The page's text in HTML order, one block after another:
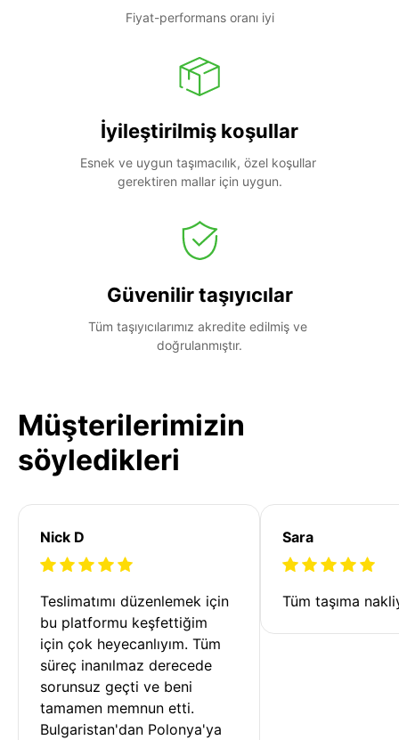
Fiyat-performans oranı iyi
İyileştirilmiş koşullar
Esnek ve uygun taşımacılık, özel koşullar
gerektiren mallar için uygun.
Güvenilir taşıyıcılar
Tüm taşıyıcılarımız akredite edilmiş ve
doğrulanmıştır.
Müşterilerimizin
söyledikleri
Nick D
Teslimatımı düzenlemek için
bu platformu keşfettiğim
için çok heyecanlıyım. Tüm
süreç inanılmaz derecede
sorunsuz geçti ve beni
tamamen memnun etti.
Bulgaristan'dan Polonya'ya
Sara
Tüm taşıma